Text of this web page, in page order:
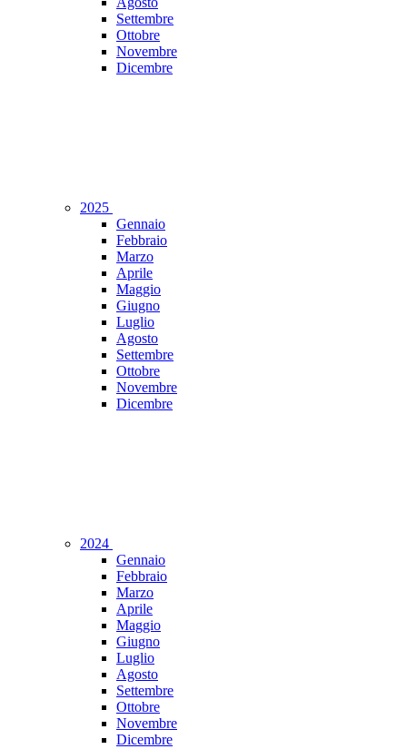
Settembre
Ottobre
Novembre
Dicembre
2025
Gennaio
Febbraio
Marzo
Aprile
Maggio
Giugno
Luglio
Agosto
Settembre
Ottobre
Novembre
Dicembre
2024
Gennaio
Febbraio
Marzo
Aprile
Maggio
Giugno
Luglio
Agosto
Settembre
Ottobre
Novembre
Dicembre